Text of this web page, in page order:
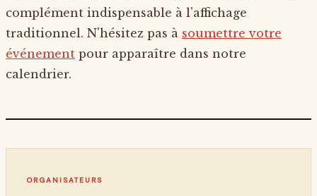
complément indispensable à l'affichage
traditionnel. N'hésitez pas à soumettre votre
événement pour apparaître dans notre
calendrier.
ORGANISATEURS